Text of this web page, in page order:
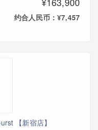
约合人民币：¥7,457
【新宿店】